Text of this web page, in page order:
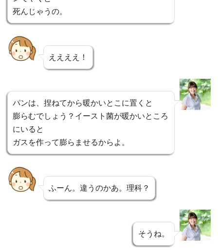
死んじゃうの。
ええええ！
パンは、捏ねてから暖かいとこに置くと
膨らむでしょう？イースト菌が暖かいところ
にいると
ガスを作って膨らませるからよ。
ふーん。違うのかあ。理科？
そうね。